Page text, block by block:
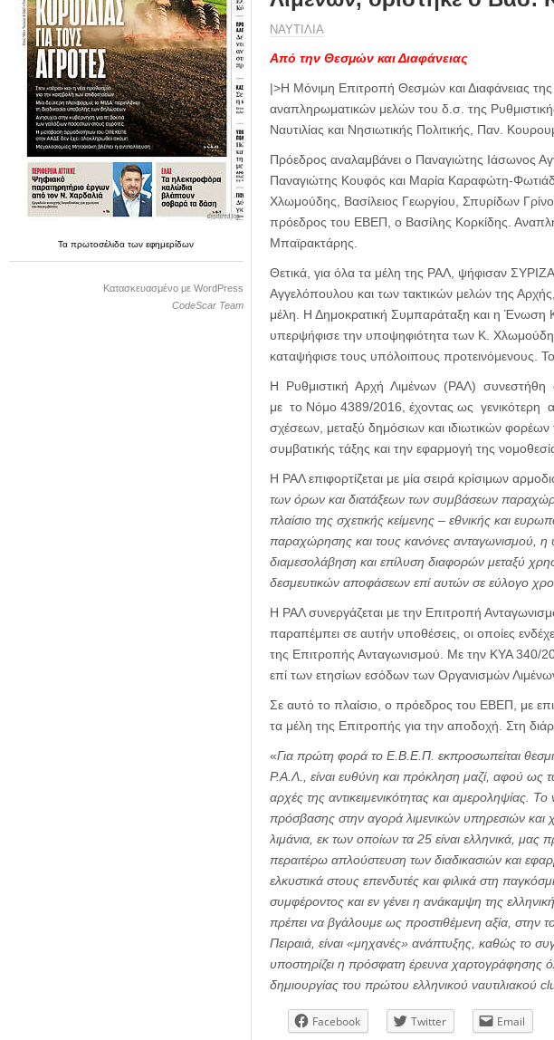
Ταπρωτοσέλιδατωνεφημερίδων
Κατασκευασμένο με WordPress
CodeScar Team
ΝΑΥΤΙΛΙΑ
Από την Θεσμών και Διαφάνειας
|>Η Μόνιμη Επιτροπή Θεσμών και Διαφάνειας
αναπληρωματικών μελών του δ.σ. της
Ναυτιλίας και Νησιωτικής Πολιτικής, Παν.
Πρόεδρος αναλαμβάνει ο Παναγιώτης Ιάσωνος
Παναγιώτης Κουφός και Μαρία Καραφώτη-
Χλωμούδης, Βασίλειος Γεωργίου, Σπυρίδων
πρόεδρος του ΕΒΕΠ, ο Βασίλης Κορκίδης.
Μπαϊρακτάρης.
Θετικά, για όλα τα μέλη της ΡΑΛ, ψήφισαν
Αγγελόπουλου και των τακτικών μελών της
μέλη. Η Δημοκρατική Συμπαράταξη και η
υπερψήφισε την υποψηφιότητα των Κ. Χλωμούδη
καταψήφισε τους υπόλοιπους προτεινόμενους.
Η Ρυθμιστική Αρχή Λιμένων (ΡΑΛ) συνεστήθη
με το Νόμο 4389/2016, έχοντας ως γενικότερη
σχέσεων, μεταξύ δημόσιων και ιδιωτικών
συμβατικής τάξης και την εφαρμογή της
Η ΡΑΛ επιφορτίζεται με μία σειρά κρίσιμων
των όρων και διατάξεων των συμβάσεων
πλαίσιο της σχετικής κείμενης – εθνικής και
παραχώρησης και τους κανόνες ανταγωνισμού, η
διαμεσολάβηση και επίλυση διαφορών μεταξύ
δεσμευτικών αποφάσεων επί αυτών σε εύλογο
Η ΡΑΛ συνεργάζεται με την Επιτροπή
παραπέμπει σε αυτήν υποθέσεις, οι οποίες
της Επιτροπής Ανταγωνισμού. Με την ΚΥΑ 340/
επί των ετησίων εσόδων των Οργανισμών
Σε αυτό το πλαίσιο, ο πρόεδρος του ΕΒΕΠ, με
τα μέλη της Επιτροπής για την αποδοχή. Στη
«Για πρώτη φορά το Ε.Β.Ε.Π. εκπροσωπείται
Ρ.Α.Λ., είναι ευθύνη και πρόκληση μαζί, αφού ως
αρχές της αντικειμενικότητας και αμεροληψίας.
πρόσβασης στην αγορά λιμενικών υπηρεσιών
λιμάνια, εκ των οποίων τα 25 είναι ελληνικά,
περαιτέρω απλούστευση των διαδικασιών και
ελκυστικά στους επενδυτές και φιλικά στη
συμφέροντος και εν γένει η ανάκαμψη της
πρέπει να βγάλουμε ως προστιθέμενη αξία, στην
Πειραιά, είναι «μηχανές» ανάπτυξης, καθώς το
υποστηρίζει η πρόσφατη έρευνα χαρτογράφησης
δημιουργίας του πρώτου ελληνικού ναυτιλιακού
Facebook Twitter Email